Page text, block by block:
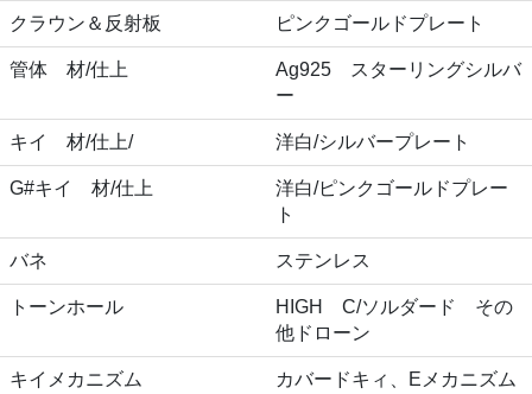
クラウン＆反射板 ピンクゴールドプレート
管体 材/仕上
Ag925 スターリングシルバ
ー
キイ 材/仕上/ 洋白/シルバープレート
G#キイ 材/仕上
洋白/ピンクゴールドプレー
ト
バネ ステンレス
トーンホール
HIGH C/ソルダード その
他ドローン
キイメカニズム
カバードキィ、Eメカニズム